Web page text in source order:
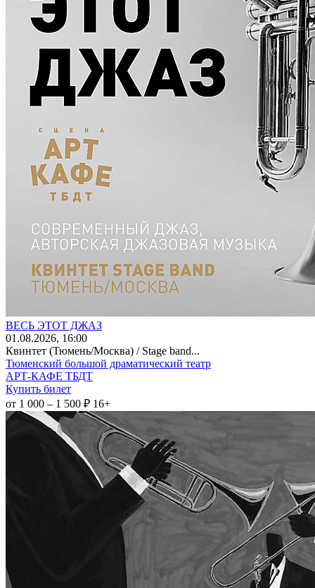
ВЕСЬ ЭТОТ ДЖАЗ
01 .08.2026, 16:00
Квинтет (Тюмень/Москва) / Stage band...
Тюменский большой драматический театр
АРТ-КАФЕ ТБДТ
Купить билет
от 1 000 – 1 500 ₽ 16+